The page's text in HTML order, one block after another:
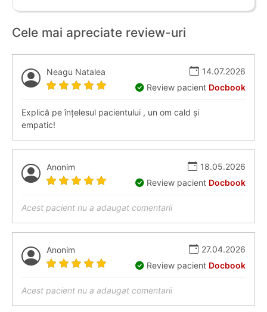
Cele mai apreciate review-uri
Neagu Natalea
14.07.2026
Review pacient Docbook
Explică pe înțelesul pacientului , un om cald și
empatic!
Anonim
18.05.2026
Review pacient Docbook
Acest pacient nu a adaugat comentarii
Anonim
27.04.2026
Review pacient Docbook
Acest pacient nu a adaugat comentarii